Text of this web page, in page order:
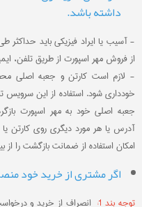
داشته باشد.
از فروش مهر اسپورت از طریق تلفن،
- لازم است کارتن و جعبه اصلی
خودداری شود. استفاده از این سرویس
جعبه اصلی خود به مهر اسپورت
آدرس یا هر مورد دیگری روی کارتن
امکان استفاده از ضمانت بازگشت را از
اگر مشتری از خرید خود
توجه بند 1:
انصراف از خرید و